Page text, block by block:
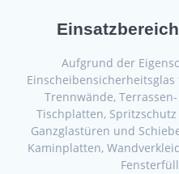
Aufgrund der
Trennwände,
Tischplatten,
Ganzglastüren und
Kaminplatten,